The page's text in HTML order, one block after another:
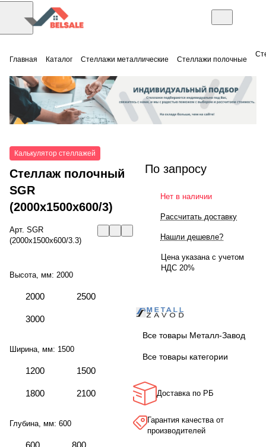
Главная Каталог Стеллажи металлические Стеллажи полочные
Калькулятор стеллажей
Стеллаж полочный
SGR
(2000x1500x600/3)
Арт. SGR
(2000x1500x600/3.3)
Высота, мм: 2000
2000 2500
3000
Ширина, мм: 1500
1200 1500
1800 2100
Глубина, мм: 600
600 800
По запросу
Нет в наличии
Рассчитать доставку
Нашли дешевле?
Цена указана с учетом
НДС 20%
Все товары Металл-Завод
Все товары категории
Доставка по РБ
Гарантия качества от
производителей